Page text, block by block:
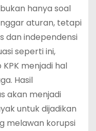
hanya soal
aturan, tetapi
dan independensi
seperti ini,
menjadi hal
Hasil
akan menjadi
untuk dijadikan
melawan korupsi